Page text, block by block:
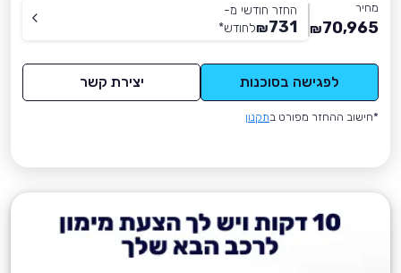
מחיר
70,965
₪
החזר חודשי מ-
731
₪לחודש*
לפגישה בסוכנות יצירת קשר
*חישוב ההחזר מפורט בתקנון